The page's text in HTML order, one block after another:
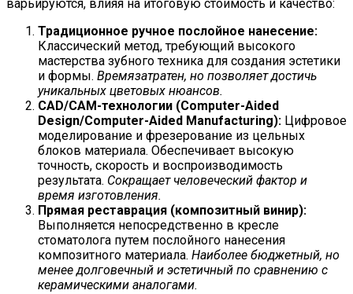
варьируются, влияя на итоговую стоимость и качество:
Традиционное ручное послойное нанесение:
Классический метод, требующий высокого
мастерства зубного техника для создания эстетики
и формы. Времязатратен, но позволяет достичь
уникальных цветовых нюансов.
CAD/CAM-технологии (Computer-Aided
Design/Computer-Aided Manufacturing): Цифровое
моделирование и фрезерование из цельных
блоков материала. Обеспечивает высокую
точность, скорость и воспроизводимость
результата. Сокращает человеческий фактор и
время изготовления.
Прямая реставрация (композитный винир):
Выполняется непосредственно в кресле
стоматолога путем послойного нанесения
композитного материала. Наиболее бюджетный, но
менее долговечный и эстетичный по сравнению с
керамическими аналогами.